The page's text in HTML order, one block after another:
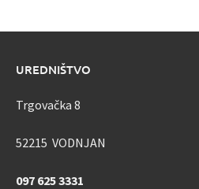
UREDNIŠTVO
Trgovačka 8
52215 VODNJAN
097 625 3331